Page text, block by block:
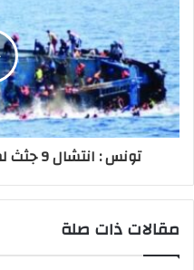
تونس : انتشال 9 جثث لمهاجرين بسواحل صفاقس
مقالات ذات صلة